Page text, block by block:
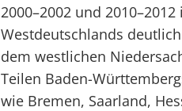
2000–2002 und
Westdeutschlands
dem westlichen
Teilen Baden-
wie Bremen, Saarland,